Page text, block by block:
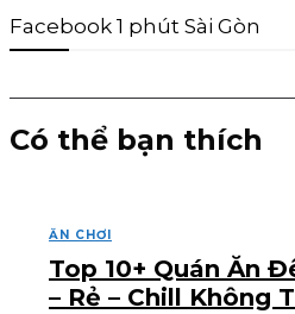
Facebook 1 phút Sài Gòn
Có thể bạn thích
ĂN CHƠI
Top 10+ Quán Ăn
– Rẻ – Chill Không